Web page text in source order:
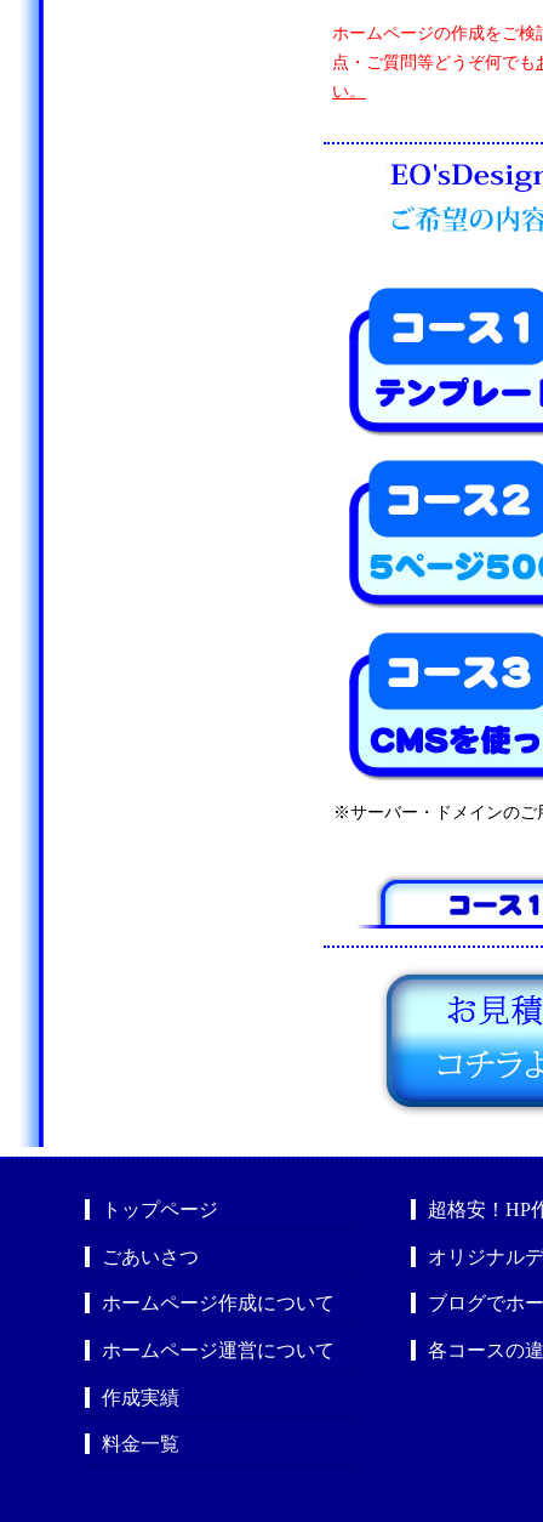
ホームページの作成をご検
点・ご質問等どうぞ何でも
い。
※サーバー・ドメインのご
トップページ
ごあいさつ
ホームページ作成について
ホームページ運営について
作成実績
料金一覧
超格安！HP
オリジナル
ブログでホ
各コースの